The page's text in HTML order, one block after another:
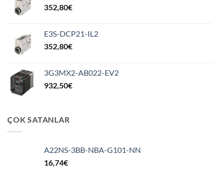
352,80€
E3S-DCP21-IL2
352,80€
3G3MX2-AB022-EV2
932,50€
ÇOK SATANLAR
A22NS-3BB-NBA-G101-NN
16,74€